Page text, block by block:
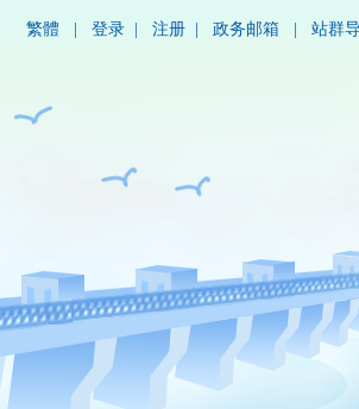
繁體 登录 注册 政务邮箱 站群